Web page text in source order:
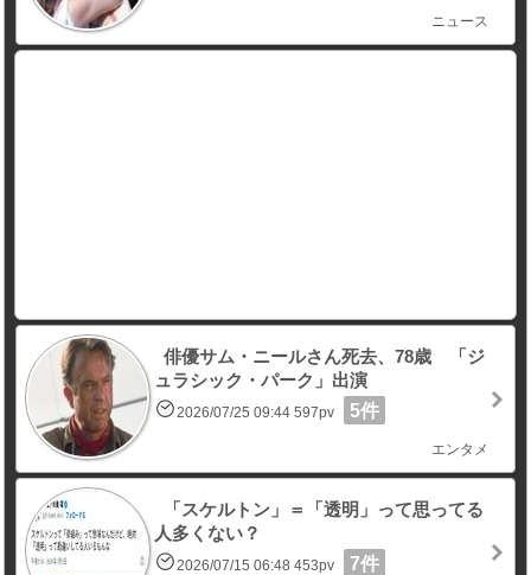
ニュース
俳優サム・ニールさん死去、78歳 「ジ
ュラシック・パーク」出演
2026/07/25 09:44 597pv 5件
エンタメ
「スケルトン」＝「透明」って思ってる
人多くない？
2026/07/15 06:48 453pv 7件